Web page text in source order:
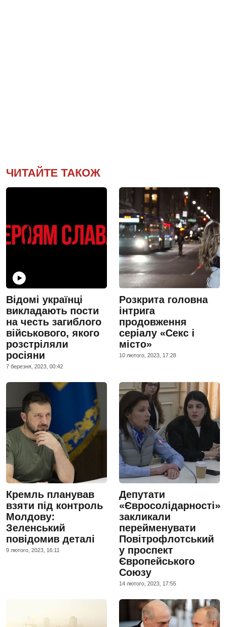
ЧИТАЙТЕ ТАКОЖ
Відомі українці
викладають пости
на честь загиблого
військового, якого
розстріляли
росіяни
7 березня, 2023, 00:42
Розкрита головна
інтрига
продовження
серіалу «Секс і
місто»
10 лютого, 2023, 17:28
Кремль планував
взяти під контроль
Молдову:
Зеленський
повідомив деталі
9 лютого, 2023, 16:11
Депутати
«Євросолідарності»
закликали
перейменувати
Повітрофлотський
у проспект
Європейського
Союзу
14 лютого, 2023, 17:55